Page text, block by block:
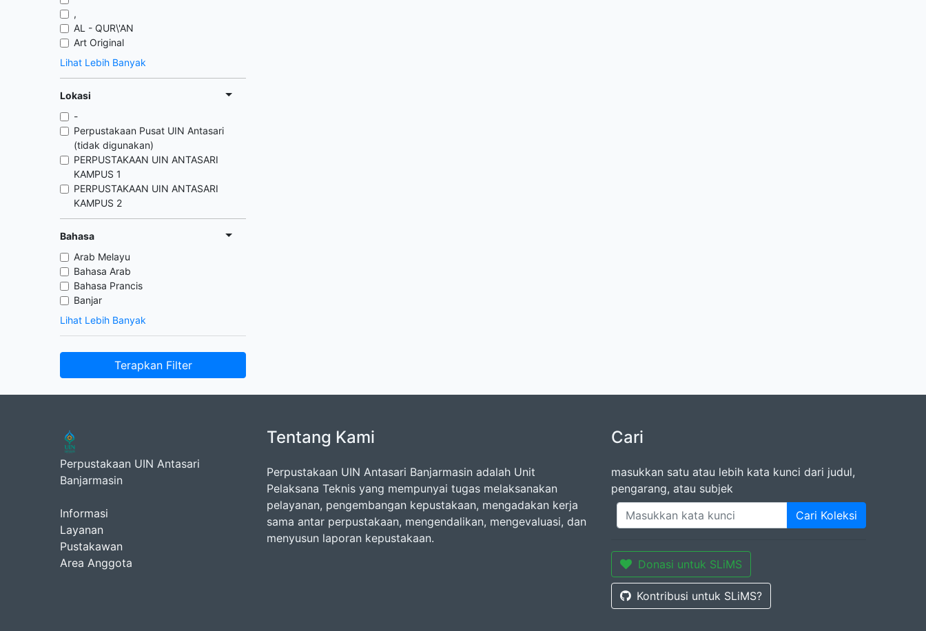
,
AL - QUR\'AN
Art Original
Lihat Lebih Banyak
Lokasi
-
Perpustakaan Pusat UIN Antasari
(tidak digunakan)
PERPUSTAKAAN UIN ANTASARI
KAMPUS 1
PERPUSTAKAAN UIN ANTASARI
KAMPUS 2
Bahasa
Arab Melayu
Bahasa Arab
Bahasa Prancis
Banjar
Lihat Lebih Banyak
Terapkan Filter
Perpustakaan UIN Antasari
Banjarmasin
Informasi
Layanan
Pustakawan
Area Anggota
Tentang Kami
Perpustakaan UIN Antasari Banjarmasin adalah Unit
Pelaksana Teknis yang mempunyai tugas melaksanakan
pelayanan, pengembangan kepustakaan, mengadakan kerja
sama antar perpustakaan, mengendalikan, mengevaluasi, dan
menyusun laporan kepustakaan.
Cari
masukkan satu atau lebih kata kunci dari judul,
pengarang, atau subjek
Cari Koleksi
Donasi untuk SLiMS
Kontribusi untuk SLiMS?